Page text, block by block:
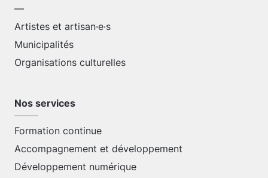
—
Artistes et artisan·e·s
Municipalités
Organisations culturelles
Nos services
Formation continue
Accompagnement et développement
Développement numérique